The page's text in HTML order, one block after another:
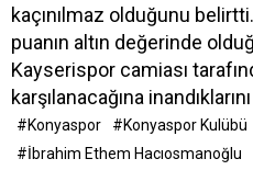
kaçınılmaz olduğunu
puanın altın değerinde
Kayserispor camiası
karşılanacağına
#Konyaspor #Konyaspor Kulübü
#İbrahim Ethem Hacıosmanoğlu